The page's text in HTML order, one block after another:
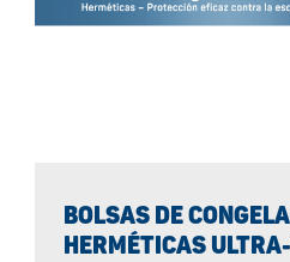
BOLSAS DE
HERMÉTICAS